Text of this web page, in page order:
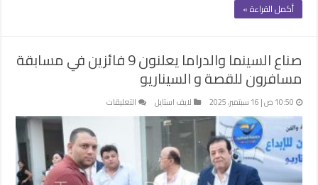
أكمل القراءة »
صناع السينما والدراما يعلنون 9 فائزين في مسابقة
مسافرون للقصة و السيناريو
10:50 ص | 16 سبتمبر، 2025 لايف استايل التعليقات
صناع
السينما
والدراما
يعلنون
9